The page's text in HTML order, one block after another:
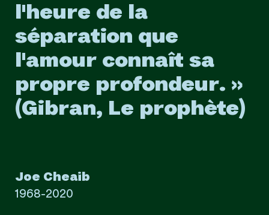
l'heure de la
séparation que
l'amour connaît sa
propre profondeur. »
(Gibran, Le prophète)
Joe Cheaib
1968-2020